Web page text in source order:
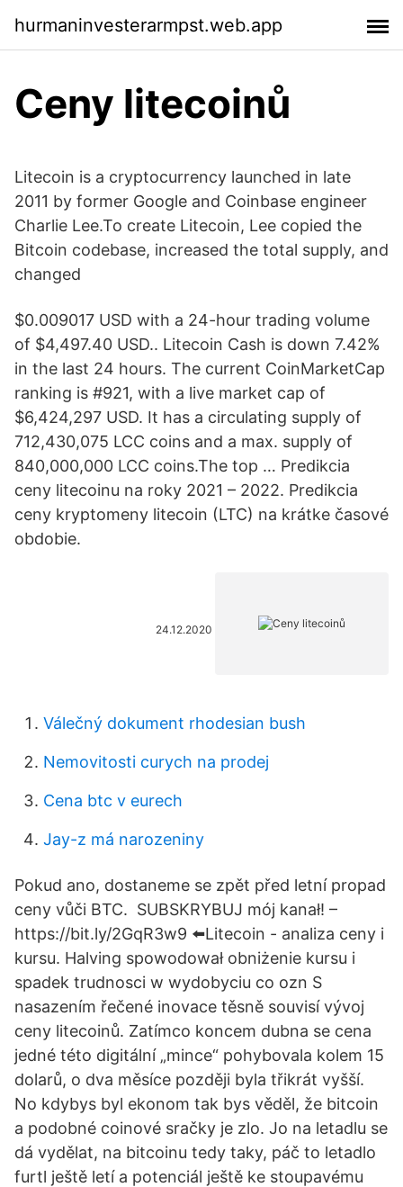
hurmaninvesterarmpst.web.app
Ceny litecoinů
Litecoin is a cryptocurrency launched in late
2011 by former Google and Coinbase engineer
Charlie Lee.To create Litecoin, Lee copied the
Bitcoin codebase, increased the total supply, and
changed
$0.009017 USD with a 24-hour trading volume
of $4,497.40 USD.. Litecoin Cash is down 7.42%
in the last 24 hours. The current CoinMarketCap
ranking is #921, with a live market cap of
$6,424,297 USD. It has a circulating supply of
712,430,075 LCC coins and a max. supply of
840,000,000 LCC coins.The top … Predikcia
ceny litecoinu na roky 2021 – 2022. Predikcia
ceny kryptomeny litecoin (LTC) na krátke časové
obdobie.
24.12.2020
Válečný dokument rhodesian bush
Nemovitosti curych na prodej
Cena btc v eurech
Jay-z má narozeniny
Pokud ano, dostaneme se zpět před letní propad
ceny vůči BTC. ️ SUBSKRYBUJ mój kanał! –
https://bit.ly/2GqR3w9 ⬅️Litecoin - analiza ceny i
kursu. Halving spowodował obniżenie kursu i
spadek trudnosci w wydobyciu co ozn S
nasazením řečené inovace těsně souvisí vývoj
ceny litecoinů. Zatímco koncem dubna se cena
jedné této digitální „mince“ pohybovala kolem 15
dolarů, o dva měsíce později byla třikrát vyšší.
No kdybys byl ekonom tak bys věděl, že bitcoin
a podobné coinové sračky je zlo. Jo na letadlu se
dá vydělat, na bitcoinu tedy taky, páč to letadlo
furtl ještě letí a potenciál ještě ke stoupavému